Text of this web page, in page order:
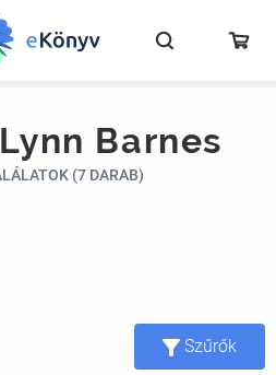
Barnes
(7 DARAB)
Szűrők